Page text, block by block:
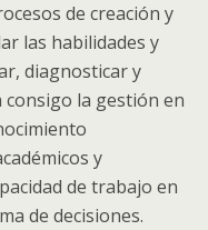
de creación y
las habilidades y
diagnosticar y
la gestión en
y
de trabajo en
de decisiones.